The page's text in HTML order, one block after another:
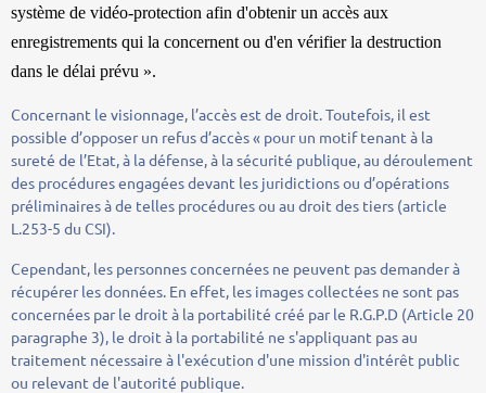
système de vidéo-protection afin d'obtenir un accès aux
enregistrements qui la concernent ou d'en vérifier la destruction
dans le délai prévu ».
Concernant le visionnage, l’accès est de droit. Toutefois, il est
possible d’opposer un refus d’accès « pour un motif tenant à la
sureté de l’Etat, à la défense, à la sécurité publique, au déroulement
des procédures engagées devant les juridictions ou d’opérations
préliminaires à de telles procédures ou au droit des tiers (article
L.253-5 du CSI).
Cependant, les personnes concernées ne peuvent pas demander à
récupérer les données. En effet, les images collectées ne sont pas
concernées par le droit à la portabilité créé par le R.G.P.D (Article 20
paragraphe 3), le droit à la portabilité ne s'appliquant pas au
traitement nécessaire à l'exécution d'une mission d'intérêt public
ou relevant de l'autorité publique.